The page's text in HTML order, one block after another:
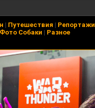
| Путешествия | Репортажи
Фото Собаки | Разное